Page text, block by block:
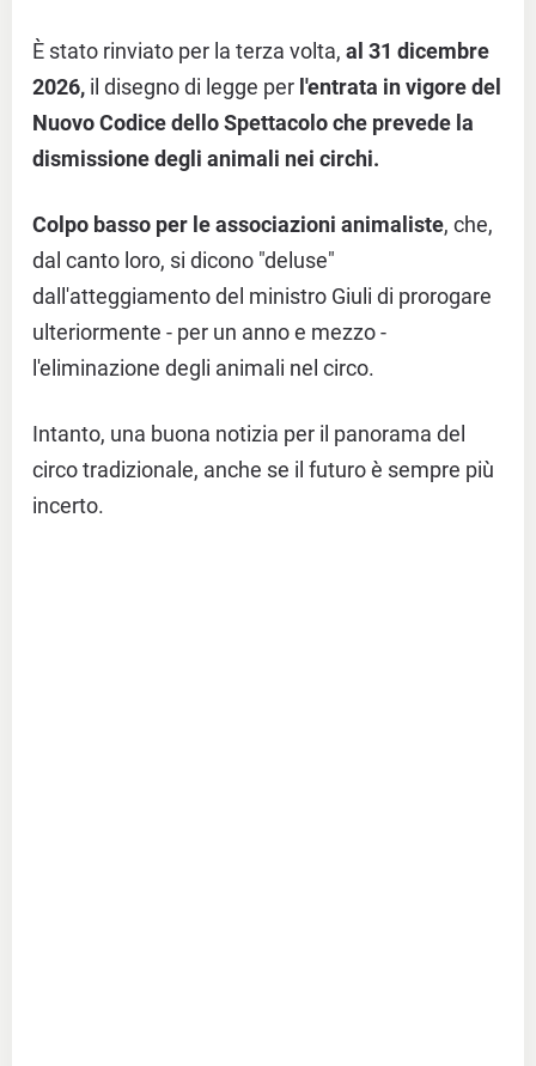
È stato rinviato per la terza volta, al 31 dicembre
2026, il disegno di legge per l'entrata in vigore del
Nuovo Codice dello Spettacolo che prevede la
dismissione degli animali nei circhi.
Colpo basso per le associazioni animaliste, che,
dal canto loro, si dicono "deluse"
dall'atteggiamento del ministro Giuli di prorogare
ulteriormente - per un anno e mezzo -
l'eliminazione degli animali nel circo.
Intanto, una buona notizia per il panorama del
circo tradizionale, anche se il futuro è sempre più
incerto.